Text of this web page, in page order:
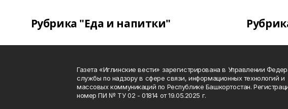
Рубрика "Еда и напитки"
Газета «Иглинские вести» зарегистрирована в Управлении
службы по надзору в сфере связи, информационных технологий и
массовых коммуникаций по Республике Башкортостан.
номер ПИ № ТУ 02 - 01814 от 19.05.2025 г.